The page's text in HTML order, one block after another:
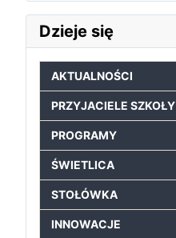
Dzieje się
AKTUALNOŚCI
PRZYJACIELE SZKOŁY
PROGRAMY
ŚWIETLICA
STOŁÓWKA
INNOWACJE